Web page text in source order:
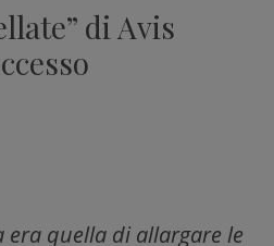
di Avis
era quella di allargare le